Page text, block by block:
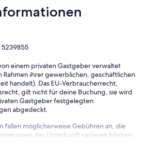
5239855
einem privaten Gastgeber verwaltet
Rahmen ihrer gewerblichen, geschäftlichen
handelt). Das EU-Verbraucherrecht,
gilt nicht für deine Buchung, sie wird
Gastgeber festgelegten
abgedeckt.
fallen möglicherweise Gebühren an, die
der Unterkunft variieren können.